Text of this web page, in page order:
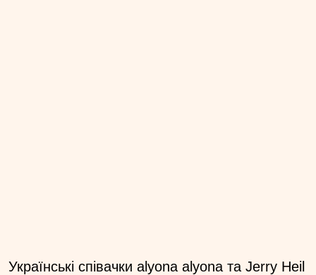
Українські співачки alyona alyona та Jerry Heil